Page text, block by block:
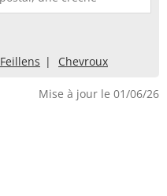
Feillens Chevroux
Mise à jour le 01/06/26